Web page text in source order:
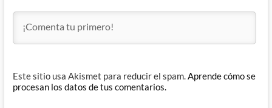
Este sitio usa Akismet para reducir el spam.Aprende cómo se
procesan los datos de tus comentarios.